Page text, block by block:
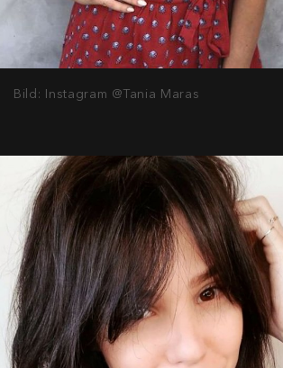
Bild: Instagram @Tania Maras